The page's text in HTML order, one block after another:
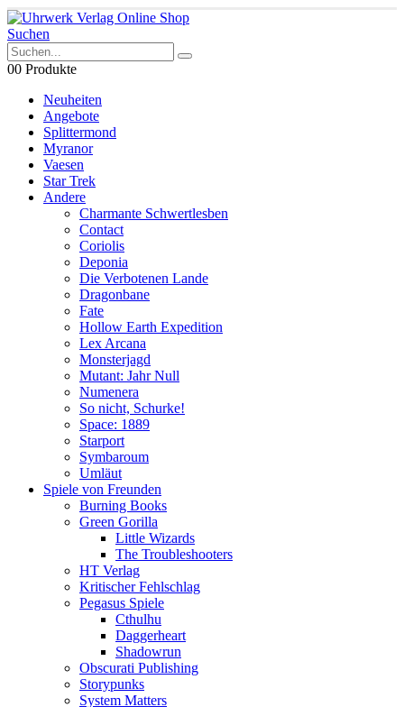
Suchen
00 Produkte
Neuheiten
Angebote
Splittermond
Myranor
Vaesen
Star Trek
Andere
Charmante Schwertlesben
Contact
Coriolis
Deponia
Die Verbotenen Lande
Dragonbane
Fate
Hollow Earth Expedition
Lex Arcana
Monsterjagd
Mutant: Jahr Null
Numenera
So nicht, Schurke!
Space: 1889
Starport
Symbaroum
Umläut
Spiele von Freunden
Burning Books
Green Gorilla
Little Wizards
The Troubleshooters
HT Verlag
Kritischer Fehlschlag
Pegasus Spiele
Cthulhu
Daggerheart
Shadowrun
Obscurati Publishing
Storypunks
System Matters